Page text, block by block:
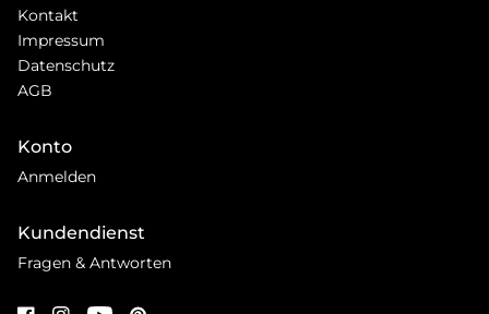
Kontakt
Impressum
Datenschutz
AGB
Konto
Anmelden
Kundendienst
Fragen & Antworten